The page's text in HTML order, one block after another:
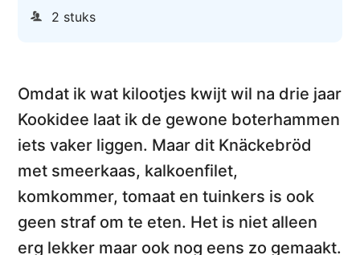
2 stuks
Omdat ikwat kilootjes kwijt wil na drie jaar
Kookidee laat ik de gewone boterhammen
iets vaker liggen. Maar dit Knäckebröd
met smeerkaas, kalkoenfilet,
komkommer, tomaat en tuinkers is ook
geen straf om te eten. Het is niet alleen
erg lekker maar ook nog eens zo gemaakt.